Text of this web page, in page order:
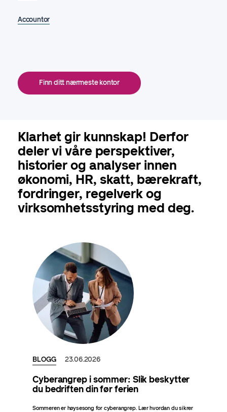
Accountor
Finn ditt nærmeste kontor
Klarhet gir kunnskap! Derfor
deler vi våre perspektiver,
historier og analyser innen
økonomi, HR, skatt, bærekraft,
fordringer, regelverk og
virksomhetsstyring med deg.
BLOGG 23.06.2026
Cyberangrep i sommer: Slik beskytter
du bedriften din før ferien
Sommeren er høysesong for cyberangrep. Lær hvordan du sikrer